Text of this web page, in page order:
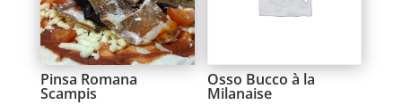
Pinsa Romana
Scampis
Osso Bucco à la
Milanaise